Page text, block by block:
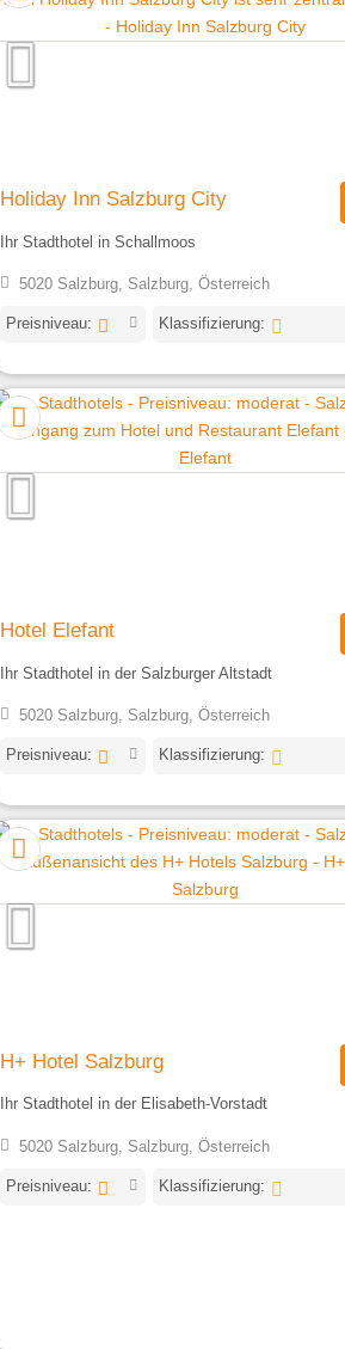
Holiday Inn Salzburg City
Ihr Stadthotel in Schallmoos
5020 Salzburg, Salzburg, Österreich
Preisniveau: Klassifizierung:
Hotel Elefant
Ihr Stadthotel in der Salzburger Altstadt
5020 Salzburg, Salzburg, Österreich
Preisniveau: Klassifizierung:
H+ Hotel Salzburg
Ihr Stadthotel in der Elisabeth-Vorstadt
5020 Salzburg, Salzburg, Österreich
Preisniveau: Klassifizierung: